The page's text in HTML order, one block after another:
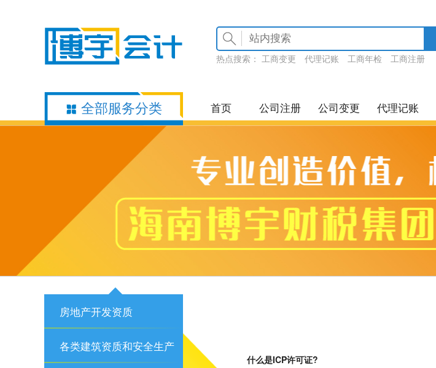
热点搜索： 工商变更 代理记账 工商年检 工商注册
全部服务分类 首页 公司注册 公司变更 代理记账
房地产开发资质
各类建筑资质和安全生产
什么是ICP许可证?